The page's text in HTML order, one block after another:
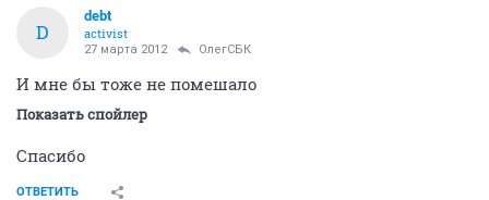
D
debt
activist
27 марта 2012 ОлегСБК
И мне бы тоже не помешало
Показать спойлер
Спасибо
ОТВЕТИТЬ